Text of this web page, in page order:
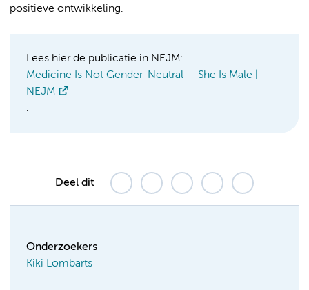
positieve ontwikkeling.
Lees hier de publicatie in NEJM:
Medicine Is Not Gender-Neutral — She Is Male |
NEJM
.
Deel dit
Onderzoekers
Kiki Lombarts